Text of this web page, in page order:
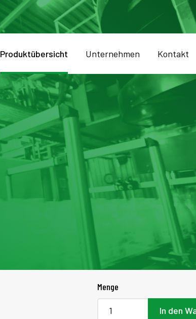
Produktübersicht Unternehmen Kontakt
Menge
In den